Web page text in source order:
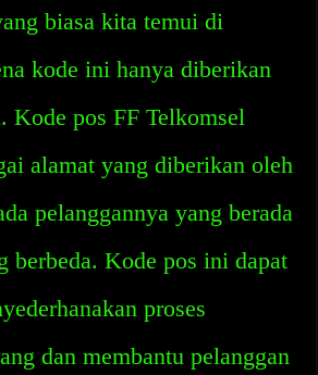
biasa kita temui di
kode ini hanya diberikan
Kode pos FF Telkomsel
alamat yang diberikan oleh
pelanggannya yang berada
berbeda. Kode pos ini dapat
proses
dan membantu pelanggan